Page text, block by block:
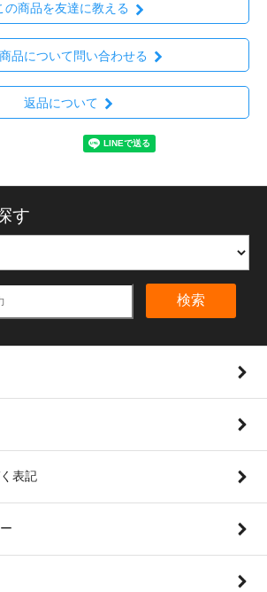
の商品を友達に教える
品について問い合わせる
返品について
す
検索
表記